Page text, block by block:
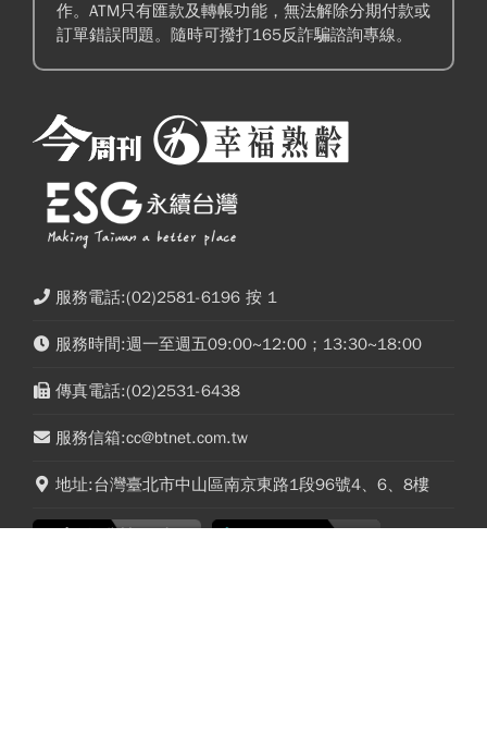
作。ATM只有匯款及轉帳功能，無法解除分期付款或
訂單錯誤問題。隨時可撥打165反詐騙諮詢專線。
服務電話:(02)2581-6196 按 1
服務時間:週一至週五09:00~12:00；13:30~18:00
傳真電話:(02)2531-6438
服務信箱:cc@btnet.com.tw
地址:台灣臺北市中山區南京東路1段96號4、6、8樓